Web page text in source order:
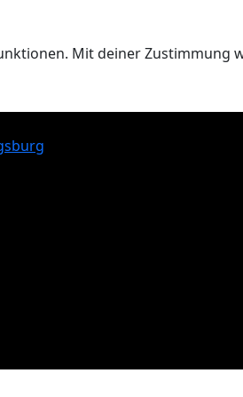
Mit deiner Zustimmung